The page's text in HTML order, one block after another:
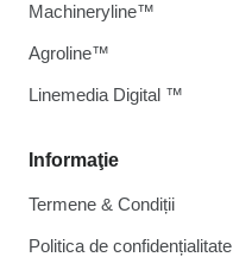
Informaţie
Termene & Condiții
Politica de confidențialitate
Machineryline™
Agroline™
Linemedia Digital ™